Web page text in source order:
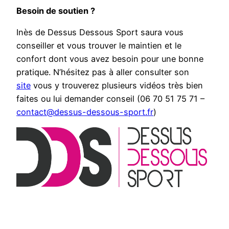
Besoin de soutien ?
Inès de Dessus Dessous Sport saura vous
conseiller et vous trouver le maintien et le
confort dont vous avez besoin pour une bonne
pratique. N’hésitez pas à aller consulter son
site vous y trouverez plusieurs vidéos très bien
faites ou lui demander conseil (06 70 51 75 71 –
contact@dessus-dessous-sport.fr)